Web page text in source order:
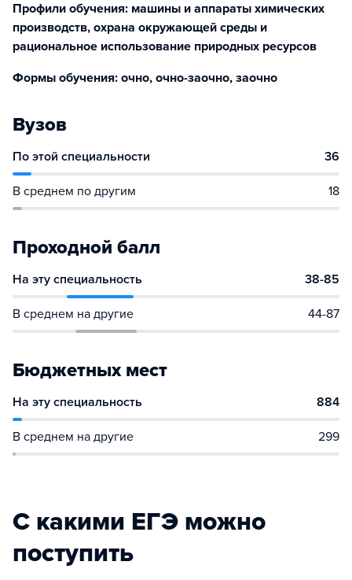
Профили обучения: машины и аппараты химических
производств, охрана окружающей среды и
рациональное использование природных ресурсов
Формы обучения: очно, очно-заочно, заочно
Вузов
По этой специальности 36
В среднем по другим 18
Проходной балл
На эту специальность 38-85
В среднем на другие 44-87
Бюджетных мест
На эту специальность 884
В среднем на другие 299
С какими ЕГЭ можно
поступить